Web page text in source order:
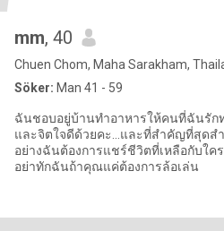
mm, 40
Chuen Chom, Maha Sarakham,
Söker: Man 41 - 59
ฉันชอบอยู่บ้านทำอาหารให้คนที่ฉันรั
และจิตใจดีด้วยคะ...และที่สำคัญที่สุด
อย่างฉันต้องการแชร์ชีวิตที่เหลือกับใ
อย่าทักฉันถ้าคุณแค่ต้องการล้อเล่น